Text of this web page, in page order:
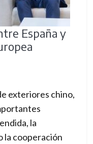
España y
exteriores chino,
la
la cooperación